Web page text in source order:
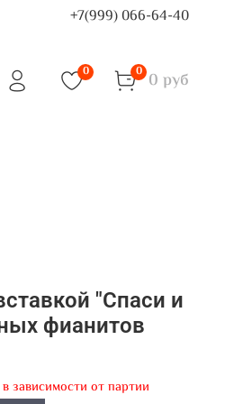
+7(999) 066-64-40
0 0 0 руб
"Спаси и
фианитов
зависимости от партии